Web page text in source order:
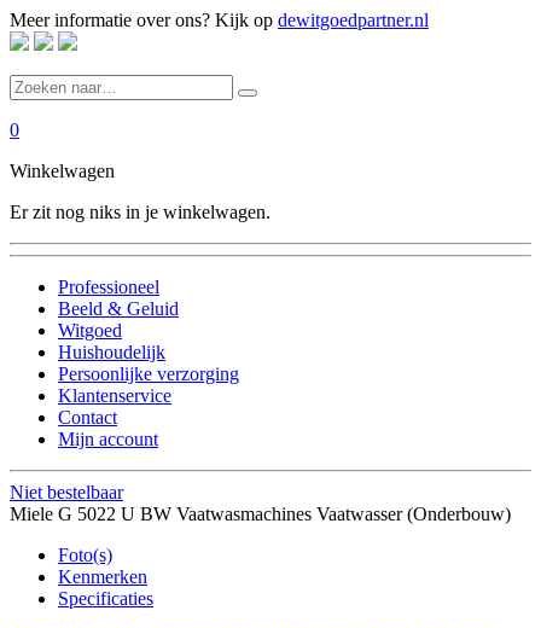
Meer informatie over ons? Kijk op dewitgoedpartner.nl
0
Winkelwagen
Er zit nog niks in je winkelwagen.
Professioneel
Beeld & Geluid
Witgoed
Huishoudelijk
Persoonlijke verzorging
Klantenservice
Contact
Mijn account
Niet bestelbaar
Miele G 5022 U BW Vaatwasmachines Vaatwasser (Onderbouw)
Foto(s)
Kenmerken
Specificaties